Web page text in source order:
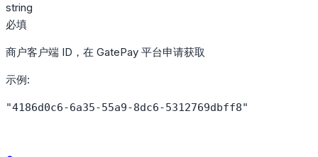
string
必填
商户客户端 ID，在 GatePay 平台申请获取
示例:
"4186d0c6-6a35-55a9-8dc6-5312769dbff8"